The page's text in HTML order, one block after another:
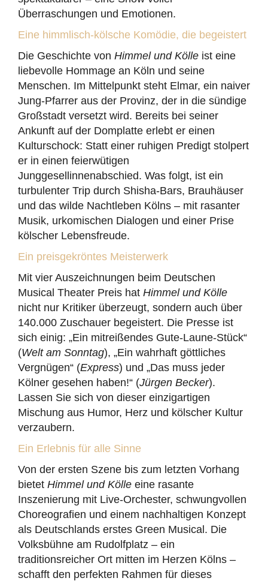
Überraschungen und Emotionen.
Eine himmlisch-kölsche Komödie, die begeistert
Die Geschichte von Himmel und Kölle ist eine
liebevolle Hommage an Köln und seine
Menschen. Im Mittelpunkt steht Elmar, ein naiver
Jung-Pfarrer aus der Provinz, der in die sündige
Großstadt versetzt wird. Bereits bei seiner
Ankunft auf der Domplatte erlebt er einen
Kulturschock: Statt einer ruhigen Predigt stolpert
er in einen feierwütigen
Junggesellinnenabschied. Was folgt, ist ein
turbulenter Trip durch Shisha-Bars, Brauhäuser
und das wilde Nachtleben Kölns – mit rasanter
Musik, urkomischen Dialogen und einer Prise
kölscher Lebensfreude.
Ein preisgekröntes Meisterwerk
Mit vier Auszeichnungen beim Deutschen
Musical Theater Preis hat Himmel und Kölle
nicht nur Kritiker überzeugt, sondern auch über
140.000 Zuschauer begeistert. Die Presse ist
sich einig: „Ein mitreißendes Gute-Laune-Stück“
(Welt am Sonntag), „Ein wahrhaft göttliches
Vergnügen“ (Express) und „Das muss jeder
Kölner gesehen haben!“ (Jürgen Becker).
Lassen Sie sich von dieser einzigartigen
Mischung aus Humor, Herz und kölscher Kultur
verzaubern.
Ein Erlebnis für alle Sinne
Von der ersten Szene bis zum letzten Vorhang
bietet Himmel und Kölle eine rasante
Inszenierung mit Live-Orchester, schwungvollen
Choreografien und einem nachhaltigen Konzept
als Deutschlands erstes Green Musical. Die
Volksbühne am Rudolfplatz – ein
traditionsreicher Ort mitten im Herzen Kölns –
schafft den perfekten Rahmen für dieses